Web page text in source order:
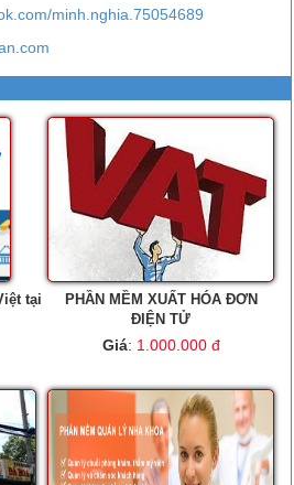
com/minh.nghia.75054689
tại
PHẦN MỀM XUẤT HÓA ĐƠN
ĐIỆN TỬ
Giá: 1.000.000 đ